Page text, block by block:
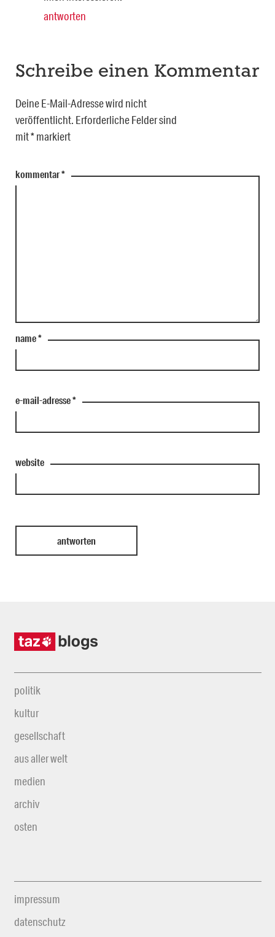
antworten
Schreibe einen Kommentar
Deine E-Mail-Adresse wird nicht
veröffentlicht. Erforderliche Felder sind
mit*markiert
kommentar*
name*
e-mail-adresse*
website
politik
kultur
gesellschaft
aus aller welt
medien
archiv
osten
impressum
datenschutz